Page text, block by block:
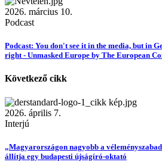
2026. március 10.
Podcast
Podcast: You don't see it in the media, but in
right - Unmasked Europe by The European
Következő cikk
2026. április 7.
Interjú
„Magyarországon nagyobb a
állítja egy budapesti újságíró-oktató